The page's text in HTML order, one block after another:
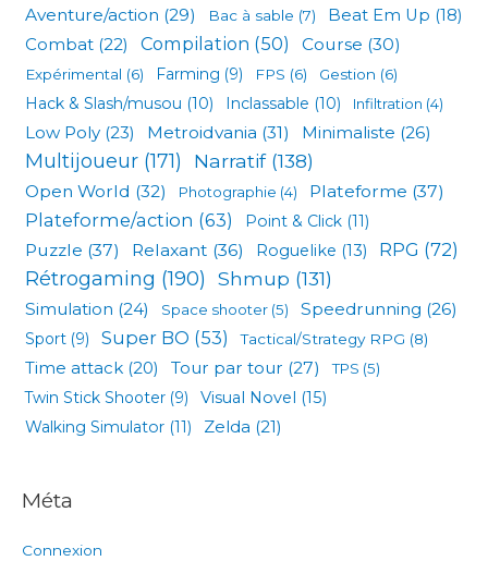
Aventure/action (29) Bac à sable (7) Beat Em Up (18)
Combat (22) Compilation (50) Course (30)
Expérimental (6) Farming (9) FPS (6) Gestion (6)
Hack & Slash/musou (10) Inclassable (10) Infiltration (4)
Low Poly (23) Metroidvania (31) Minimaliste (26)
Multijoueur (171) Narratif(138)
Open World (32) Photographie (4) Plateforme (37)
Plateforme/action (63) Point & Click (11)
Puzzle (37) Relaxant (36) Roguelike (13) RPG (72)
Rétrogaming (190) Shmup (131)
Simulation (24) Space shooter (5) Speedrunning (26)
Sport (9) Super BO (53) Tactical/Strategy RPG (8)
Time attack (20) Tour par tour (27) TPS (5)
Twin Stick Shooter (9) Visual Novel
(15)
Walking Simulator (11) Zelda (21)
Méta
Connexion